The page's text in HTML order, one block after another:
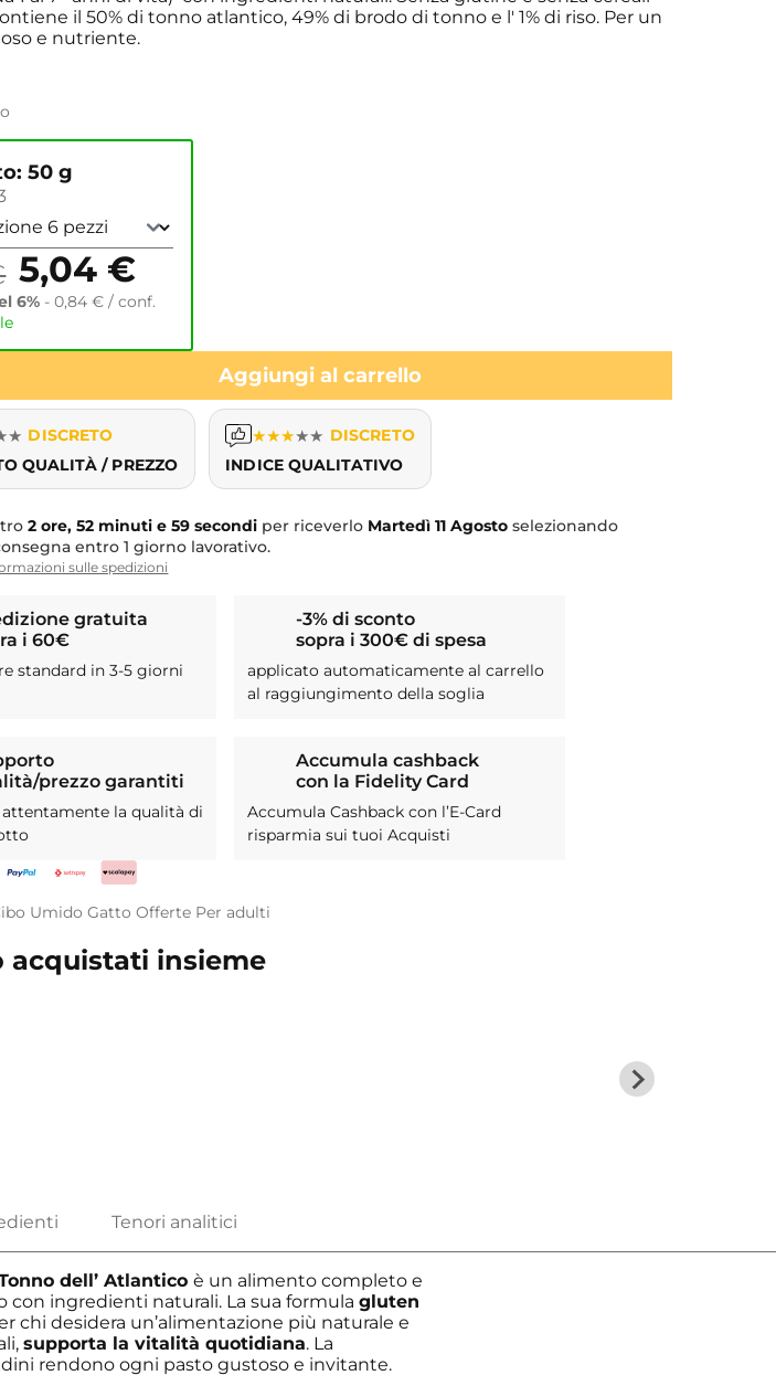
il 50% di tonno atlantico, 49% di brodo di tonno e l' 1% di riso. Per un
e nutriente.
50 g
5,04 €
6% -0,84€ / conf.
Aggiungi al carrello
★ DISCRETO
QUALITÀ / PREZZO
★★★★★ DISCRETO
INDICE QUALITATIVO
2 ore, 52 minuti e 58 secondi per riceverlo Martedì 11 Agosto selezionando
entro 1 giorno lavorativo.
sulle spedizioni
gratuita
i 60€
standard in 3-5 giorni
-3% di sconto
sopra i 300€ di spesa
applicato automaticamente al carrello
al raggiungimento della soglia
prezzo garantiti
la qualità di
Accumula cashback
con la Fidelity Card
Accumula Cashback con l’E-Card
risparmia sui tuoi Acquisti
Umido Gatto Offerte Per adulti
acquistati insieme
dell’ Atlanticoè un alimento completo e
con ingredienti naturali. La sua formulagluten
chi desidera un’alimentazione più naturale e
supporta la vitalità quotidiana. La
rendono ogni pasto gustoso e invitante.